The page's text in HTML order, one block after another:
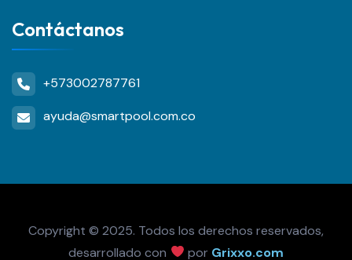
Contáctanos
+573002787761
ayuda@smartpool.com.co
Copyright © 2025. Todos los derechos reservados,
desarrollado con
por Grixxo.com